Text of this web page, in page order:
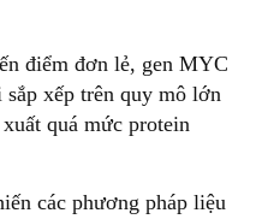
điểm đơn lẻ, gen MYC
sắp xếp trên quy mô lớn
quá mức protein
các phương pháp liệu